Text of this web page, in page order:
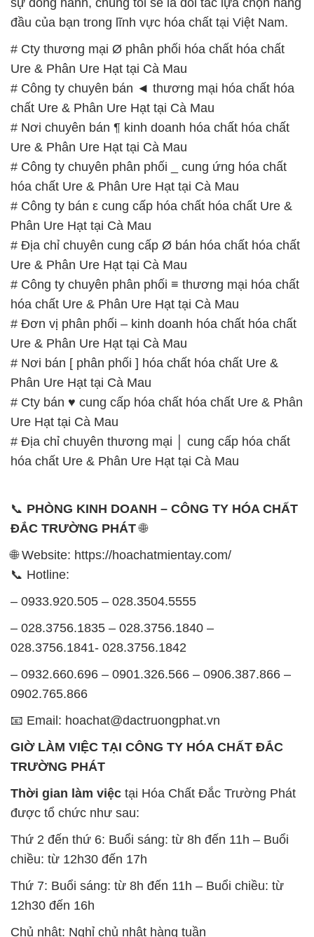
đầu của bạn trong lĩnh vực hóa chất tại Việt Nam.
# Cty thương mại Ø phân phối hóa chất hóa chất
Ure & Phân Ure Hạt tại Cà Mau
# Công ty chuyên bán ◄ thương mại hóa chất hóa
chất Ure & Phân Ure Hạt tại Cà Mau
# Nơi chuyên bán ¶ kinh doanh hóa chất hóa chất
Ure & Phân Ure Hạt tại Cà Mau
# Công ty chuyên phân phối _ cung ứng hóa chất
hóa chất Ure & Phân Ure Hạt tại Cà Mau
# Công ty bán ε cung cấp hóa chất hóa chất Ure &
Phân Ure Hạt tại Cà Mau
# Địa chỉ chuyên cung cấp Ø bán hóa chất hóa chất
Ure & Phân Ure Hạt tại Cà Mau
# Công ty chuyên phân phối ≡ thương mại hóa chất
hóa chất Ure & Phân Ure Hạt tại Cà Mau
# Đơn vị phân phối – kinh doanh hóa chất hóa chất
Ure & Phân Ure Hạt tại Cà Mau
# Nơi bán [ phân phối ] hóa chất hóa chất Ure &
Phân Ure Hạt tại Cà Mau
# Cty bán ♥ cung cấp hóa chất hóa chất Ure & Phân
Ure Hạt tại Cà Mau
# Địa chỉ chuyên thương mại │ cung cấp hóa chất
hóa chất Ure & Phân Ure Hạt tại Cà Mau
📞 PHÒNG KINH DOANH – CÔNG TY HÓA CHẤT
ĐẮC TRƯỜNG PHÁT🌐
🌐 Website: https://hoachatmientay.com/
📞 Hotline:
– 0933.920.505 – 028.3504.5555
– 028.3756.1835 – 028.3756.1840 –
028.3756.1841- 028.3756.1842
– 0932.660.696 – 0901.326.566 – 0906.387.866 –
0902.765.866
📧 Email: hoachat@dactruongphat.vn
GIỜ LÀM VIỆC TẠI CÔNG TY HÓA CHẤT ĐẮC
TRƯỜNG PHÁT
Thời gian làm việc tại Hóa Chất Đắc Trường Phát
được tổ chức như sau:
Thứ 2 đến thứ 6: Buổi sáng: từ 8h đến 11h – Buổi
chiều: từ 12h30 đến 17h
Thứ 7: Buổi sáng: từ 8h đến 11h – Buổi chiều: từ
12h30 đến 16h
Chủ nhật: Nghỉ chủ nhật hàng tuần